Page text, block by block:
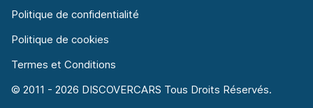
© 2011 - 2026 DISCOVERCARS Tous Droits Réservés.
Politique de confidentialité
Politique de cookies
Termes et Conditions